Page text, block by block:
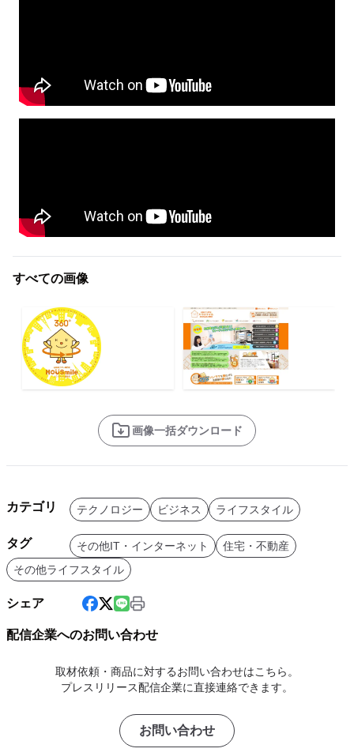
すべての画像
画像一括ダウンロード
カテゴリ テクノロジー ビジネス ライフスタイル
タグ その他IT・インターネット
住宅・不動産
その他ライフスタイル
シェア
配信企業へのお問い合わせ
取材依頼・商品に対するお問い合わせはこちら。
プレスリリース配信企業に直接連絡できます。
お問い合わせ